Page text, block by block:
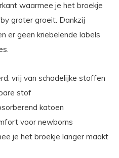
waarmee je het broekje
groter groeit. Dankzij
er geen kriebelende labels
vrij van schadelijke stoffen
stof
katoen
voor newborns
je het broekje langer maakt